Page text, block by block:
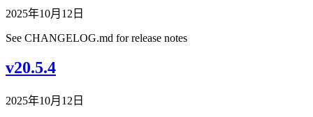
2025年10月12日
See CHANGELOG.md for release notes
v20.5.4
2025年10月12日